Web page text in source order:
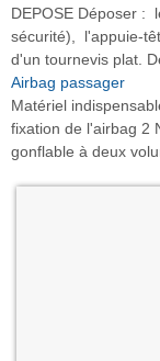
DEPOSE Déposer :
sécurité), l'appuie-
d'un tournevis plat.
Airbag passager
Matériel
fixation de l'airbag 2
gonflable à deux